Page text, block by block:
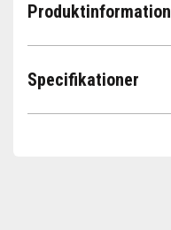
Produktinformation
Specifikationer